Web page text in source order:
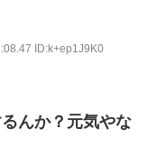
ID:k+ep1J9K0
んか？元気やな